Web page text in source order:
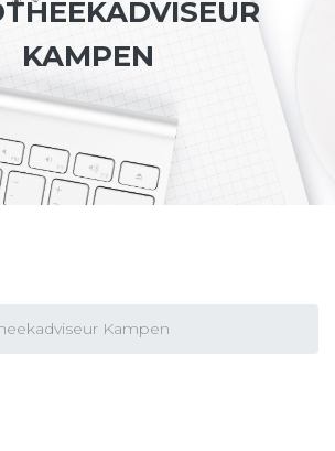
KAMPEN
Kampen